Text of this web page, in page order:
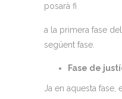
posarà fi
a la primera fase
següent fase.
Fase de
Ja en aquesta fase,